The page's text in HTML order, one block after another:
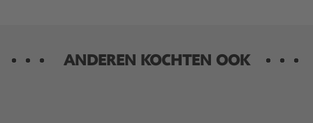
ANDEREN KOCHTEN OOK